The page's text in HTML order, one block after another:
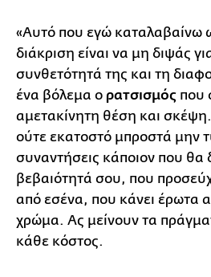
«Αυτό που εγώ καταλαβαίνω
διάκριση είναι να μη διψάς
συνθετότητά της και τη
ένα βόλεμα ο ρατσισμός που
αμετακίνητη θέση και
ούτε εκατοστό μπροστά μην
συναντήσεις κάποιον που θα
βεβαιότητά σου, που
από εσένα, που κάνει έρωτα
χρώμα. Ας μείνουν τα
κάθε κόστος.